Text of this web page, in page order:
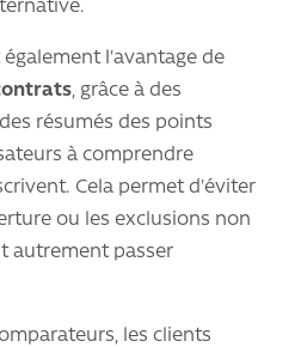
l'avantage de
, grâce à des
résumés des points
à comprendre
Cela permet d'éviter
ou les exclusions non
autrement passer
les clients